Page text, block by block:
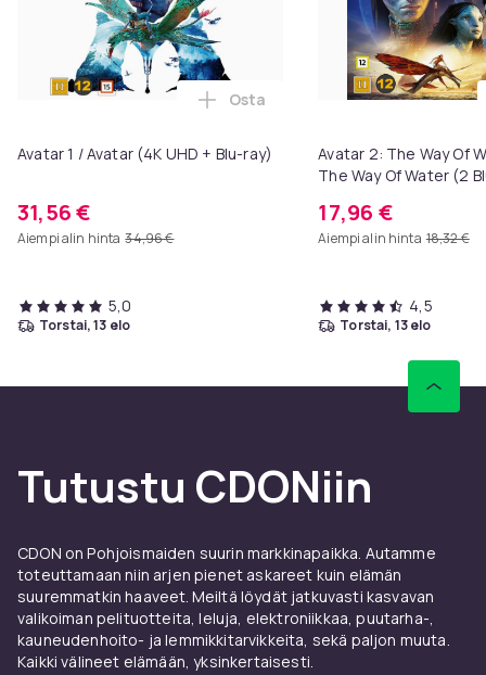
Avatar 1 / Avatar (4K UHD + Blu-ray)
31,56 €
Aiempi alin hinta 34,96 €
Lisää Avatar 1 / Avatar (4K UHD
Osta
5,0
torstai, 13 elo
Avatar 2: The Way Of
The Way Of Water (2
17,96 €
Aiempi alin hinta 18,32 €
4,5
torstai, 13 elo
Tutustu CDONiin
CDON on Pohjoismaiden suurin markkinapaikka. Autamme
toteuttamaan niin arjen pienet askareet kuin elämän
suuremmatkin haaveet. Meiltä löydät jatkuvasti kasvavan
valikoiman pelituotteita, leluja, elektroniikkaa, puutarha-,
kauneudenhoito- ja lemmikkitarvikkeita, sekä paljon muuta.
Kaikki välineet elämään, yksinkertaisesti.